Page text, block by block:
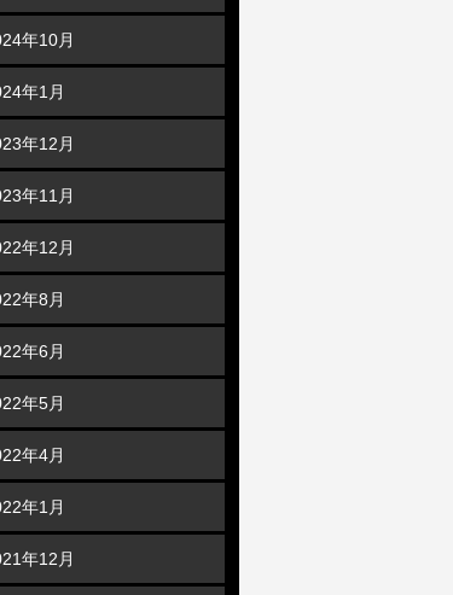
年10月
年1月
年12月
年11月
年12月
年8月
年6月
年5月
年4月
年1月
年12月